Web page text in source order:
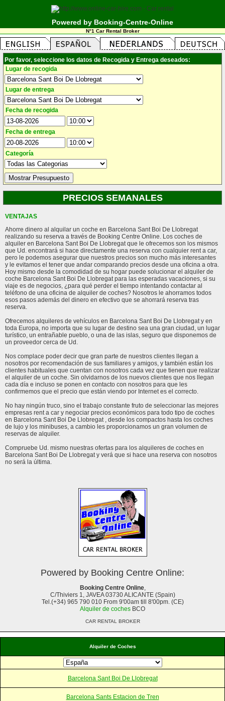
Powered by Booking-Centre-Online
N°1 Car Rental Broker
Alquiler de Coches
Barcelona Sant Boi De Llobregat
Barcelona Sants Estacion de Tren
Por favor, seleccione los datos de Recogida y Entrega deseados:
Lugar de recogida
Lugar de entrega
Fecha de recogida
Fecha de entrega
Categoría
PRECIOS SEMANALES
VENTAJAS
Ahorre dinero al alquilar un coche en Barcelona Sant Boi De Llobregat
realizando su reserva a través de Booking Centre Online. Los coches de
alquiler en Barcelona Sant Boi De Llobregat que le ofrecemos son los mismos
que Ud. encontrará si hace directamente una reserva con cualquier rent a car,
pero le podemos asegurar que nuestros precios son mucho más interesantes
y le evitamos el tener que andar comparando precios desde una oficina a otra.
Hoy mismo desde la comodidad de su hogar puede solucionar el alquiler de
coche Barcelona Sant Boi De Llobregat para las esperadas vacaciones, si su
viaje es de negocios, ¿para qué perder el tiempo intentando contactar al
teléfono de una oficina de alquiler de coches? Nosotros le ahorramos todos
esos pasos además del dinero en efectivo que se ahorrará reserva tras
reserva.
Ofrecemos alquileres de vehículos en Barcelona Sant Boi De Llobregat y en
toda Europa, no importa que su lugar de destino sea una gran ciudad, un lugar
turístico, un entrañable pueblo, o una de las islas, seguro que disponemos de
un proveedor cerca de Ud.
Nos complace poder decir que gran parte de nuestros clientes llegan a
nosotros por recomendación de sus familiares y amigos, y también están los
clientes habituales que cuentan con nosotros cada vez que tienen que realizar
el alquiler de un coche. Sin olvidarnos de los nuevos clientes que nos llegan
cada día e incluso se ponen en contacto con nosotros para que les
confirmemos que el precio que están viendo por Internet es el correcto.
No hay ningún truco, sino el trabajo constante fruto de seleccionar las mejores
empresas rent a car y negociar precios económicos para todo tipo de coches
en Barcelona Sant Boi De Llobregat , desde los compactos hasta los coches
de lujo y los minibuses, a cambio les proporcionamos un gran volumen de
reservas de alquiler.
Compruebe Ud. mismo nuestras ofertas para los alquileres de coches en
Barcelona Sant Boi De Llobregat y verá que si hace una reserva con nosotros
no será la última.
Powered by Booking Centre Online:
Booking Centre Online,
C/Thiviers 1, JAVEA 03730 ALICANTE (Spain)
Tel.(+34) 965 790 010 From 9'00am till 8'00pm. (CE)
Alquiler de coches BCO
CAR RENTAL BROKER